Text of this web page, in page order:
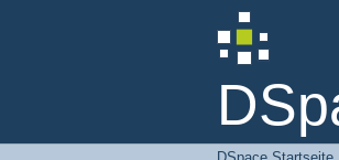
DSpace